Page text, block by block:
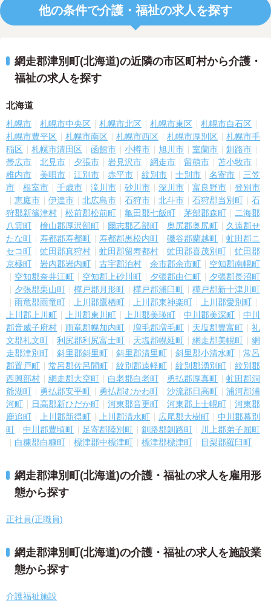
他の条件で介護・福祉の求人を探す
網走郡津別町(北海道)の近隣の市区町村から介護・
福祉の求人を探す
北海道
札幌市 札幌市中央区 札幌市北区 札幌市東区
札幌市白石区
札幌市豊平区
札幌市南区 札幌市西区 札幌市厚別区
札幌市手
稲区
札幌市清田区 函館市 小樽市 旭川市 室蘭市
釧路市
帯広市
北見市 夕張市 岩見沢市 網走市 留萌市
苫小牧市
稚内市
美唄市 江別市 赤平市 紋別市 士別市 名寄市
三笠
市
根室市 千歳市 滝川市 砂川市 深川市 富良野市
登別市
恵庭市
伊達市 北広島市 石狩市 北斗市 石狩郡当別町
石
狩郡新篠津村
松前郡松前町 亀田郡七飯町 茅部郡森町
二海郡
八雲町
檜山郡厚沢部町 爾志郡乙部町 奥尻郡奥尻町
久遠郡せ
たな町
寿都郡寿都町 寿都郡黒松内町 磯谷郡蘭越町
虻田郡ニ
セコ町
虻田郡真狩村 虻田郡留寿都村 虻田郡喜茂別町
虻田郡
京極町
岩内郡岩内町 古宇郡泊村 余市郡余市町
空知郡南幌町
空知郡奈井江町
空知郡上砂川町 夕張郡由仁町
夕張郡長沼町
夕張郡栗山町
樺戸郡月形町 樺戸郡浦臼町
樺戸郡新十津川町
雨竜郡雨竜町
上川郡鷹栖町 上川郡東神楽町
上川郡愛別町
上川郡上川町
上川郡東川町 上川郡美瑛町 中川郡美深町
中川
郡音威子府村
雨竜郡幌加内町 増毛郡増毛町 天塩郡豊富町
礼
文郡礼文町
利尻郡利尻富士町 天塩郡幌延町 網走郡美幌町
網
走郡津別町
斜里郡斜里町 斜里郡清里町 斜里郡小清水町
常呂
郡置戸町
常呂郡佐呂間町 紋別郡遠軽町 紋別郡湧別町
紋別郡
西興部村
網走郡大空町 白老郡白老町 勇払郡厚真町
虻田郡洞
爺湖町
勇払郡安平町 勇払郡むかわ町 沙流郡日高町
浦河郡浦
河町
日高郡新ひだか町 河東郡音更町 河東郡上士幌町
河東郡
鹿追町
上川郡新得町 上川郡清水町 広尾郡大樹町
中川郡幕別
町
中川郡豊頃町 足寄郡陸別町 釧路郡釧路町
川上郡弟子屈町
白糠郡白糠町
標津郡中標津町 標津郡標津町 目梨郡羅臼町
網走郡津別町(北海道)の介護・福祉の求人を雇用形
態から探す
正社員(正職員)
網走郡津別町(北海道)の介護・福祉の求人を施設業
態から探す
介護福祉施設